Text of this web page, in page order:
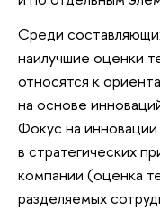
Среди
наилучшие оценки
относятся к
на основе
Фокус на
в стратегических
компании (оценка
разделяемых